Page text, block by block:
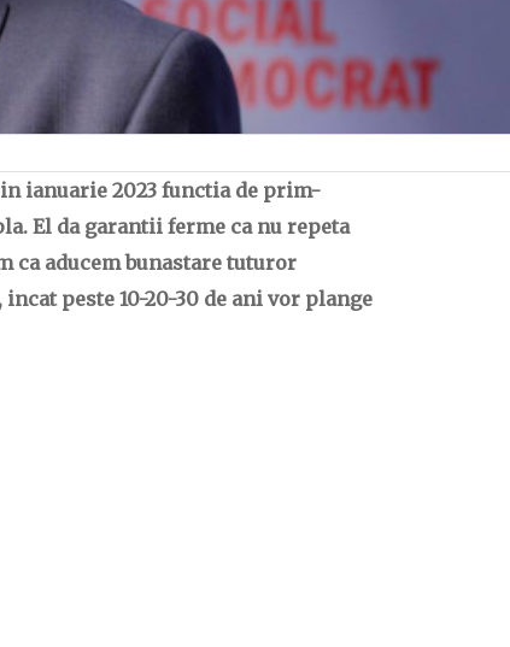
in ianuarie 2023 functia de prim-
El da garantii ferme ca nu repeta
ca aducem bunastare tuturor
peste 10-20-30 de ani vor plange